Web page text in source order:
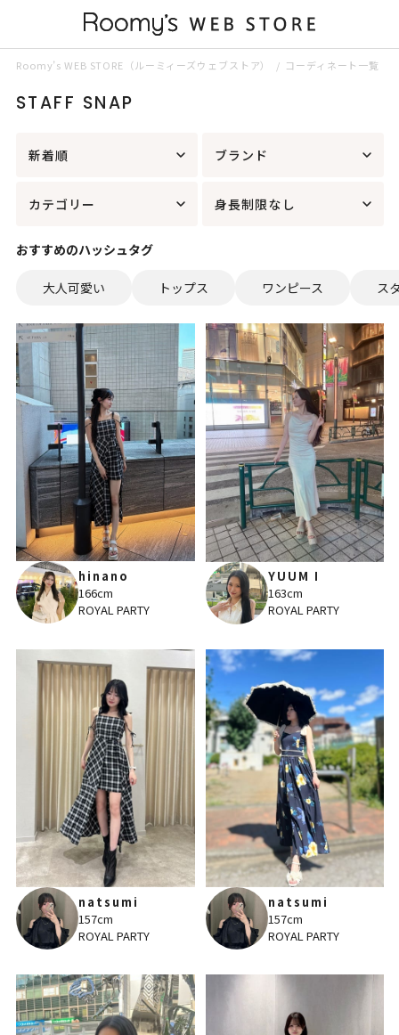
Roomy’s WEB STORE（ルーミィーズウェブストア） コーディネート一覧
STAFF SNAP
新着順 ブランド
カテゴリー 身長制限なし
おすすめのハッシュタグ
大人可愛い トップス ワンピース ス
hinano
166cm
ROYAL PARTY
YUUM I
163cm
ROYAL PARTY
natsumi
157cm
ROYAL PARTY
natsumi
157cm
ROYAL PARTY